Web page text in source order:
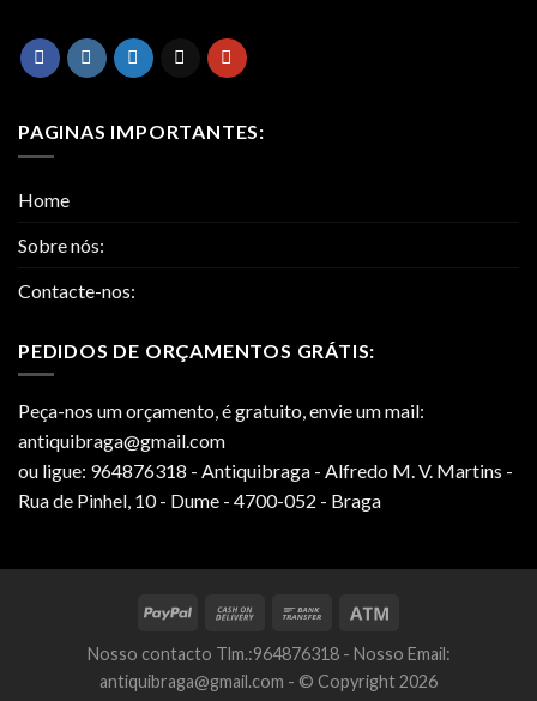
PAGINAS IMPORTANTES:
Home
Sobre nós:
Contacte-nos:
PEDIDOS DE ORÇAMENTOS GRÁTIS:
Peça-nos um orçamento, é gratuito, envie um mail:
antiquibraga@gmail.com
ou ligue: 964876318 - Antiquibraga - Alfredo M. V. Martins -
Rua de Pinhel, 10 - Dume - 4700-052 - Braga
Nosso contacto Tlm.:964876318 - Nosso Email:
antiquibraga@gmail.com - © Copyright 2026